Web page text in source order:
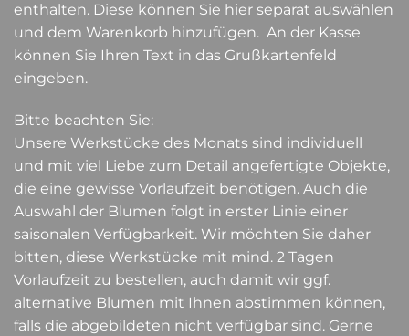
enthalten. Diese können Sie hier separat auswählen
und dem Warenkorb hinzufügen. An der Kasse
können Sie Ihren Text in das Grußkartenfeld
eingeben.
Bitte beachten Sie:
Unsere Werkstücke des Monats sind individuell
und mit viel Liebe zum Detail angefertigte Objekte,
die eine gewisse Vorlaufzeit benötigen. Auch die
Auswahl der Blumen folgt in erster Linie einer
saisonalen Verfügbarkeit. Wir möchten Sie daher
bitten, diese Werkstücke mit mind. 2 Tagen
Vorlaufzeit zu bestellen, auch damit wir ggf.
alternative Blumen mit Ihnen abstimmen können,
falls die abgebildeten nicht verfügbar sind. Gerne